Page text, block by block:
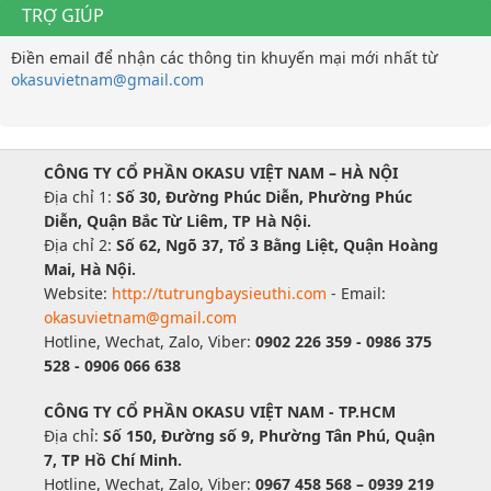
TRỢ GIÚP
Điền email để nhận các thông tin khuyến mại mới nhất từ
okasuvietnam@gmail.com
CÔNG TY CỔ PHẦN OKASU VIỆT NAM – HÀ NỘI
Địa chỉ 1: Số 30, Đường Phúc Diễn, Phường Phúc
Diễn, Quận Bắc Từ Liêm, TP Hà Nội.
Địa chỉ 2: Số 62, Ngõ 37, Tổ 3 Bằng Liệt, Quận Hoàng
Mai, Hà Nội.
Website: http://tutrungbaysieuthi.com - Email:
okasuvietnam@gmail.com
Hotline, Wechat, Zalo, Viber: 0902 226 359 - 0986 375
528 - 0906 066 638
CÔNG TY CỔ PHẦN OKASU VIỆT NAM - TP.HCM
Địa chỉ: Số 150, Đường số 9, Phường Tân Phú, Quận
7, TP Hồ Chí Minh.
Hotline, Wechat, Zalo, Viber: 0967 458 568 – 0939 219